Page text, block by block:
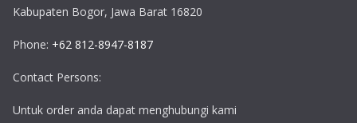
Kabupaten Bogor, Jawa Barat 16820
Phone: +62 812-8947-8187
Contact Persons:
Untuk order anda dapat menghubungi kami